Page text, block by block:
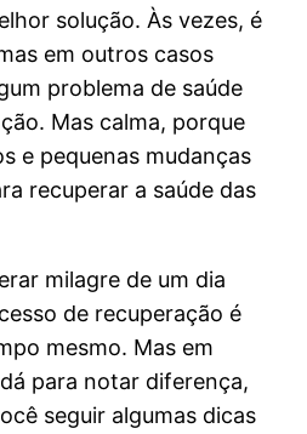
solução. Às vezes, é
em outros casos
problema de saúde
Mas calma, porque
e pequenas mudanças
recuperar a saúde das
milagre de um dia
de recuperação é
mesmo. Mas em
para notar diferença,
seguir algumas dicas